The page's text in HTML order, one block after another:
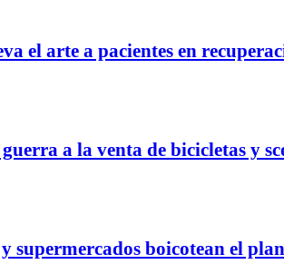
el arte a pacientes en
a la venta de bicicletas y
supermercados boicotean el